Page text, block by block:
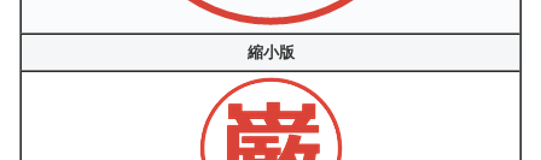
縮小版